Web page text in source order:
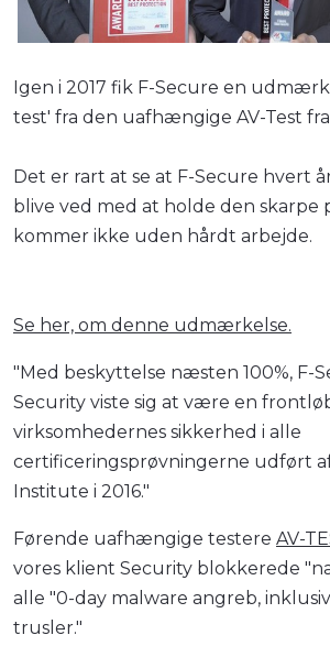
Igen i 2017 fik F-Secure en
test' fra den uafhængige AV-Test
Det er rart at se at F-Secure hvert
blive ved med at holde den skarpe
kommer ikke uden hårdt arbejde.
Se her, om denne udmærkelse.
"Med beskyttelse næsten 100%, F-
Security viste sig at være en
virksomhedernes sikkerhed i alle
certificeringsprøvningerne udført af
Institute i 2016."
Førende uafhængige testere AV-
vores klient Security blokkerede
alle "0-day malware angreb,
trusler."